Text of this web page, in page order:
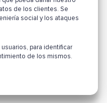
de los clientes. Se
social y los ataques
para identificar
de los mismos.